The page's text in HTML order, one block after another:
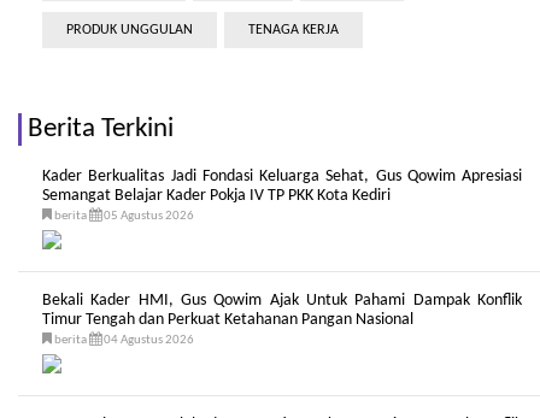
PRODUK UNGGULAN TENAGA KERJA
Berita Terkini
Kader Berkualitas Jadi Fondasi Keluarga Sehat, Gus Qowim Apresiasi
Semangat Belajar Kader Pokja IV TP PKK Kota Kediri
berita 05 Agustus 2026
Bekali Kader HMI, Gus Qowim Ajak Untuk Pahami Dampak Konflik
Timur Tengah dan Perkuat Ketahanan Pangan Nasional
berita 04 Agustus 2026